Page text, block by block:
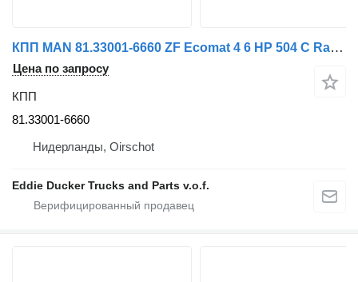
КПП MAN 81.33001-6660 ZF Ecomat 4 6 HP 504 C Ratio 3,43-0,59 Fire Damage для грузовика
Цена по запросу
КПП
81.33001-6660
Нидерланды, Oirschot
Eddie Ducker Trucks and Parts v.o.f.